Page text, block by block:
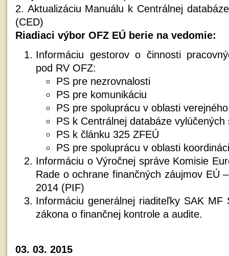
2. Aktualizáciu Manuálu k Centrálnej
(CED)
Riadiaci výbor OFZ EÚ berie na vedomie:
Informáciu gestorov o činnosti
pod RV OFZ:
PS pre nezrovnalosti
PS pre komunikáciu
PS pre spoluprácu v oblasti
PS k Centrálnej databáze vylúčených
PS k článku 325 ZFEÚ
PS pre spoluprácu v oblasti
Informáciu o Výročnej správe Komisie
Rade o ochrane finančných záujmov EÚ
2014 (PIF)
Informáciu generálnej riaditeľky SAK
zákona o finančnej kontrole a audite.
03. 03. 2015